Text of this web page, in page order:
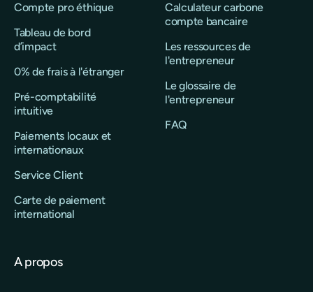
Compte pro éthique
Tableau de bord
d’impact
0% de frais à l'étranger
Pré-comptabilité
intuitive
Paiements locaux et
internationaux
Service Client
Carte de paiement
international
Calculateur carbone
compte bancaire
Les ressources de
l'entrepreneur
Le glossaire de
l'entrepreneur
FAQ
A propos